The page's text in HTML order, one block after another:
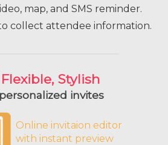
map, and SMS reminder.
collect attendee information.
Flexible, Stylish
invites
Online invitaion editor
with instant preview